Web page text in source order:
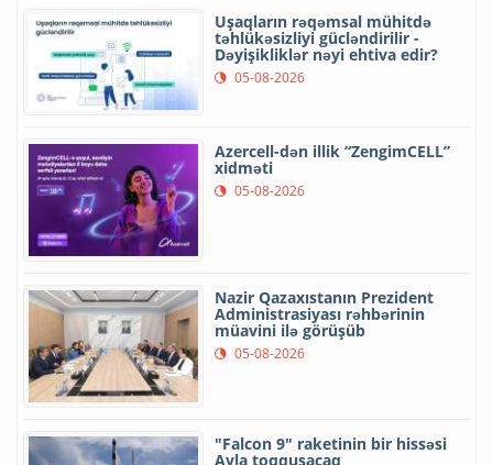
Uşaqların rəqəmsal mühitdə
təhlükəsizliyi gücləndirilir -
Dəyişikliklər nəyi ehtiva edir?
05-08-2026
Azercell-dən illik “ZengimCELL”
xidməti
05-08-2026
Nazir Qazaxıstanın Prezident
Administrasiyası rəhbərinin
müavini ilə görüşüb
05-08-2026
"Falcon 9" raketinin bir hissəsi
Ayla toqquşacaq